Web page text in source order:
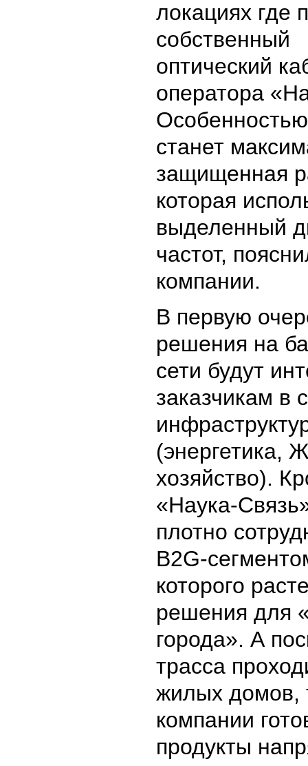
локациях где
собственный
оптический
оператора
станет
защищенная
которая
выделенный
частот,
компании.
В первую
решения на
сети будут
заказчикам
(энергетика,
хозяйство).
«Наука-
плотно
B2G-
которого
решения для
города». А
трасса
жилых домов,
компании
продукты